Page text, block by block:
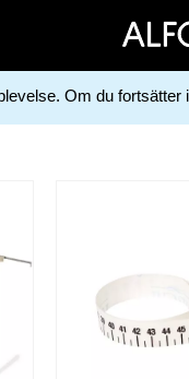
Om du fortsätter